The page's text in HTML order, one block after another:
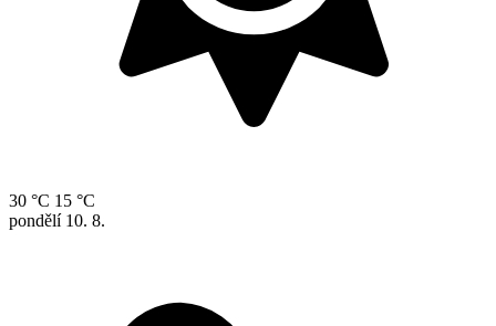
30 °C 15 °C
pondělí 10. 8.